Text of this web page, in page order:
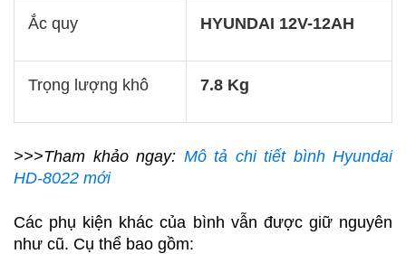
Ắc quy HYUNDAI 12V-12AH
Trọng lượng khô 7.8 Kg
>>>Tham khảo ngay: Mô tả chi tiết bình Hyundai
HD-8022 mới
Các phụ kiện khác của bình vẫn được giữ nguyên
như cũ. Cụ thể bao gồm: